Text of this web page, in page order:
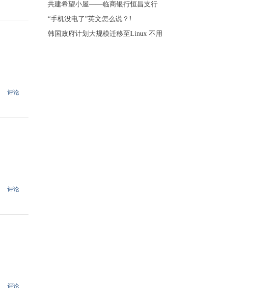
评论
评论
评论
共建希望小屋——临商银行恒昌支行
“手机没电了”英文怎么说？!
韩国政府计划大规模迁移至Linux 不用